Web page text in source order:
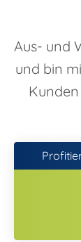
Aus- und
und bin